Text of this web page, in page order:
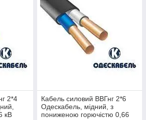
2*4
кВ
Кабель силовий ВВГнг 2*6
Одескабель, мідний, з
пониженою горючістю 0,66